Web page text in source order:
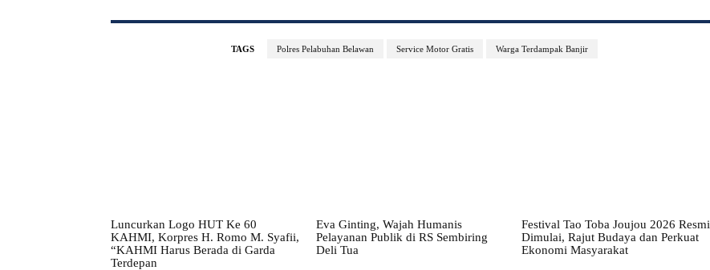
TAGS Polres Pelabuhan Belawan Service Motor Gratis Warga Terdampak Banjir
Luncurkan Logo HUT Ke 60
KAHMI, Korpres H. Romo M. Syafii,
“KAHMI Harus Berada di Garda
Terdepan
Eva Ginting, Wajah Humanis
Pelayanan Publik di RS Sembiring
Deli Tua
Festival Tao Toba Joujou 2026 Resmi
Dimulai, Rajut Budaya dan Perkuat
Ekonomi Masyarakat